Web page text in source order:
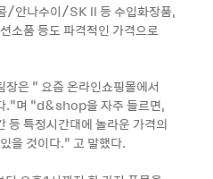
/안나수이/SK ll 등 수입화장품,
소품 등도 파격적인 가격으로
은 “ 요즘 온라인쇼핑몰에서
.”며 “d&shop을 자주 들르면,
등 특정시간대에 놀라운 가격의
을 것이다.” 고 말했다.